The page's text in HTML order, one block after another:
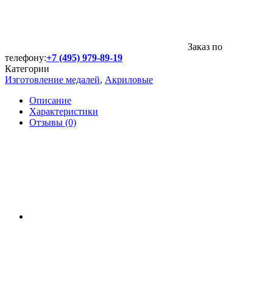
Заказ по
телефону:+7 (495) 979-89-19
Категории
Изготовление медалей, Акриловые
Описание
Характеристики
Отзывы (0)